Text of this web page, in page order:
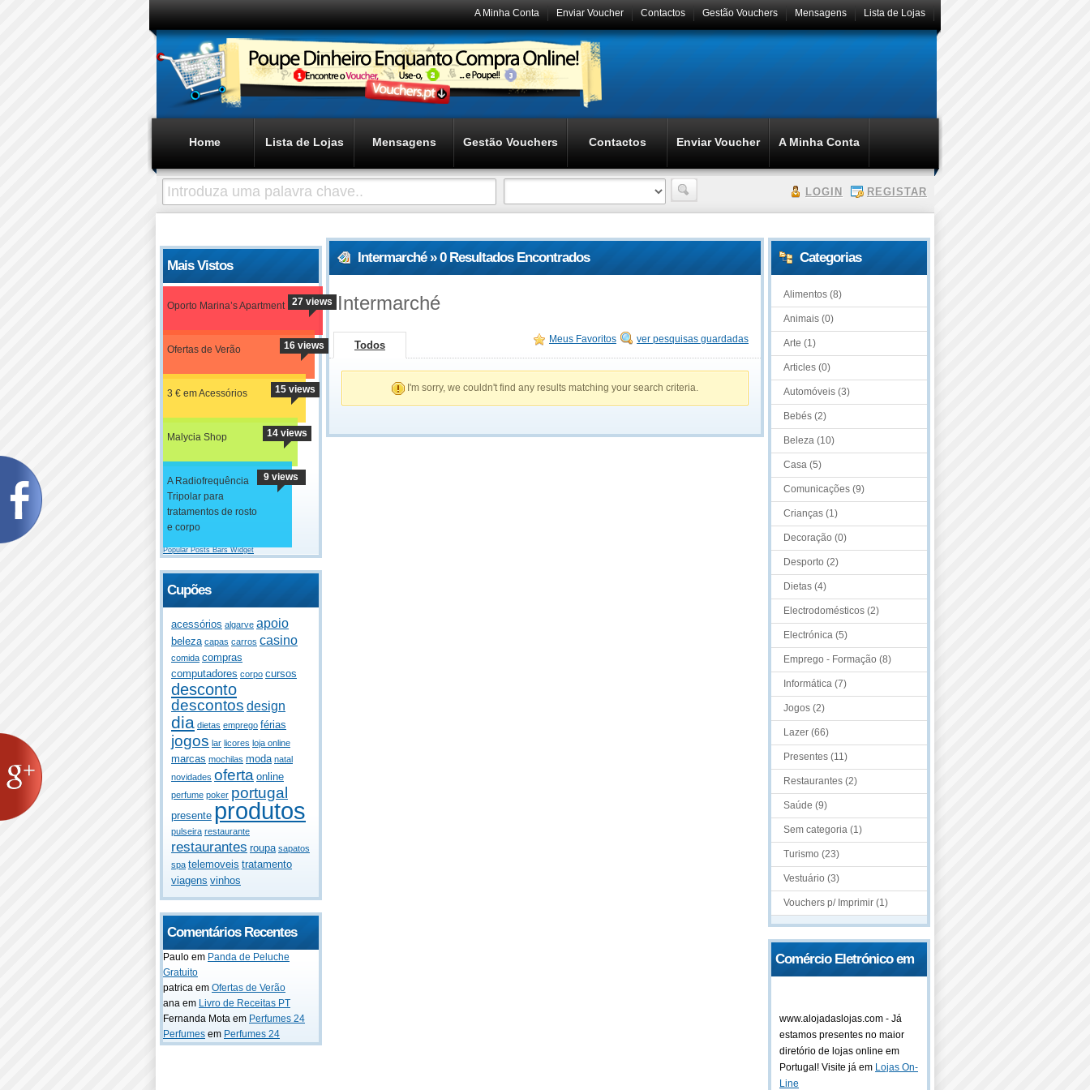
Lista de Lojas
Mensagens
Gestão Vouchers
Contactos
Enviar Voucher
A Minha Conta
Home Lista de Lojas Mensagens Gestão Vouchers Contactos Enviar Voucher A Minha Conta
LOGIN REGISTAR
Mais Vistos
Oporto Marina’s Apartment 27 views
Ofertas de Verão 16 views
3 € em Acessórios 15 views
Malycia Shop 14 views
A Radiofrequência
Tripolar para
tratamentos de rosto
e corpo
9 views
Popular Posts Bars Widget
Cupões
acessórios algarve apoio
beleza capas carros casino
comida compras
computadores corpo cursos
desconto
descontos design
dia dietas emprego férias
jogos lar licores loja online
marcas mochilas moda natal
novidades oferta online
perfume poker portugal
presente produtos
pulseira restaurante
restaurantes roupa sapatos
spa telemoveis tratamento
viagens vinhos
Comentários Recentes
Paulo em Panda de Peluche
Gratuito
patrica em Ofertas de Verão
ana em Livro de Receitas PT
Fernanda Mota em Perfumes 24
Perfumes em Perfumes 24
Intermarché » 0 Resultados Encontrados
Intermarché
ver pesquisas guardadas
Meus Favoritos
Todos
I'm sorry, we couldn't find any results matching your search criteria.
Categorias
Alimentos (8)
Animais (0)
Arte (1)
Articles (0)
Automóveis (3)
Bebés (2)
Beleza (10)
Casa (5)
Comunicações (9)
Crianças (1)
Decoração (0)
Desporto (2)
Dietas (4)
Electrodomésticos (2)
Electrónica (5)
Emprego - Formação (8)
Informática (7)
Jogos (2)
Lazer (66)
Presentes (11)
Restaurantes (2)
Saúde (9)
Sem categoria (1)
Turismo (23)
Vestuário (3)
Vouchers p/ Imprimir (1)
Comércio Eletrónico em
www.alojadaslojas.com - Já
estamos presentes no maior
diretório de lojas online em
Portugal! Visite já em Lojas On-
Line